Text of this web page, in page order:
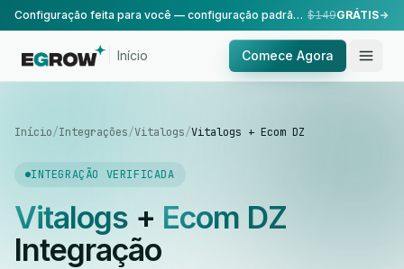
Configuração feita para você — configuração padrão, realizada pela nossa equipe. $149GRÁTIS
Início Comece Agora
Início/Integrações/Vitalogs/Vitalogs + Ecom DZ
INTEGRAÇÃO VERIFICADA
Vitalogs+ Ecom DZ
Integração